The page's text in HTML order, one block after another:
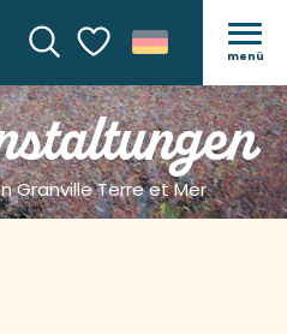
SucheVoir les favoris
menü
Granville Terre et Mer
aux favoris